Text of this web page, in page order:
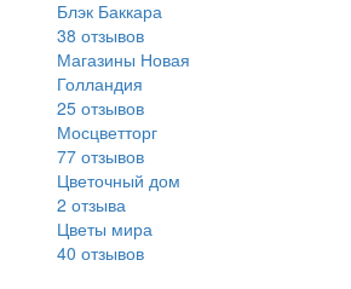
Блэк Баккара
38 отзывов
Магазины Новая
Голландия
25 отзывов
Мосцветторг
77 отзывов
Цветочный дом
2 отзыва
Цветы мира
40 отзывов